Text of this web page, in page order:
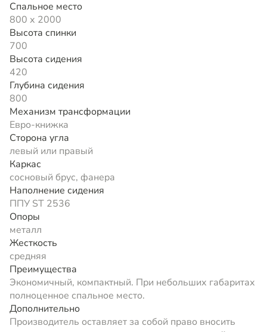
Спальное место
800 х 2000
Высота спинки
700
Высота сидения
420
Глубина сидения
800
Механизм трансформации
Евро-книжка
Сторона угла
левый или правый
Каркас
сосновый брус, фанера
Наполнение сидения
ППУ ST 2536
Опоры
металл
Жесткость
средняя
Преимущества
Экономичный, компактный. При небольших габаритах
полноценное спальное место.
Дополнительно
Производитель оставляет за собой право вносить